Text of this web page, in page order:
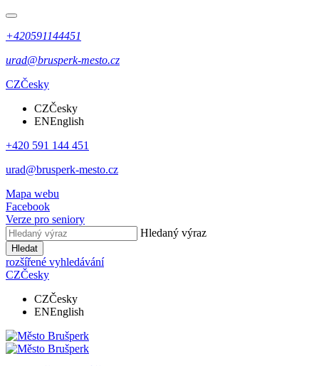
+420591144451
urad@brusperk-mesto.cz
CZČesky
CZČesky
ENEnglish
+420 591 144 451
urad@brusperk-mesto.cz
Mapa webu
Facebook
Verze pro seniory
Hledaný výraz
Hledat
rozšířené vyhledávání
CZČesky
CZČesky
ENEnglish